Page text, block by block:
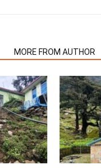
MORE FROM AUTHOR